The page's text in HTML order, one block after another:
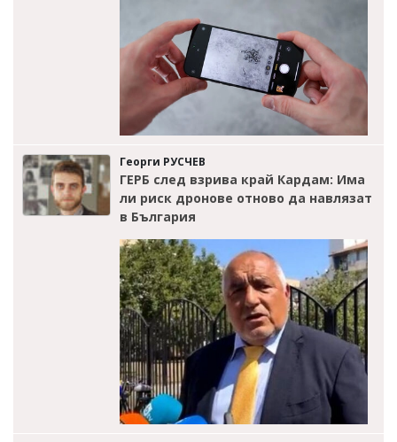
Георги РУСЧЕВ
ГЕРБ след взрива край Кардам: Има
ли риск дронове отново да навлязат
в България